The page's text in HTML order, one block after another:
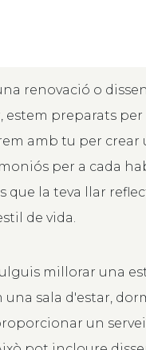
renovació o
estem preparats
amb tu per crear
per a cada
que la teva llar
de vida.
millorar una
una sala d'estar,
un